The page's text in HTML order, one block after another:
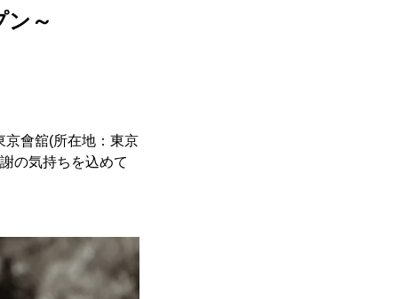
ン～
京會舘(所在地：東京
の気持ちを込めて